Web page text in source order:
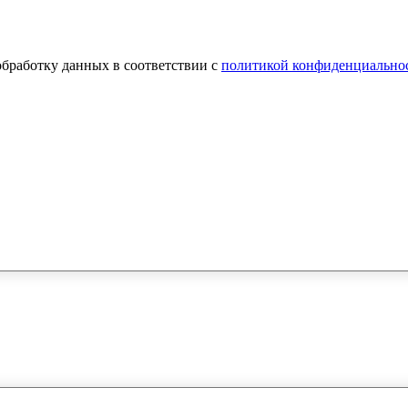
данных в соответствии с политикой